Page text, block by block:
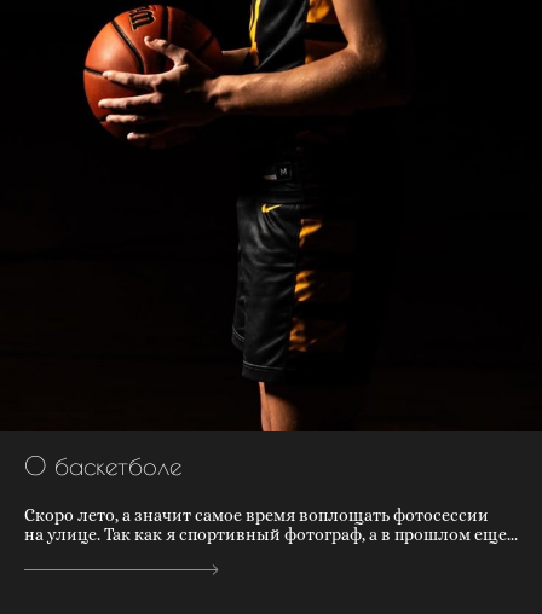
О баскетболе
Скоро лето, а значит самое время воплощать фотосессии
на улице. Так как я спортивный фотограф, а в прошлом еще...